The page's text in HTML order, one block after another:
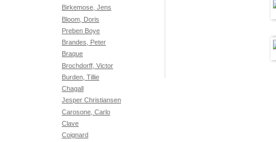
Birkemose, Jens
Bloom, Doris
Preben Boye
Brandes, Peter
Braque
Brochdorff, Victor
Burden, Tillie
Chagall
Jesper Christiansen
Carosone, Carlo
Clave
Coignard